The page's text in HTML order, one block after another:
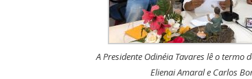
A Presidente Odinéia Tavares lê o termo
Elienai Amaral e Carlos